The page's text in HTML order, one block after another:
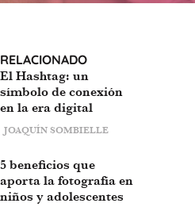
RELACIONADO
El Hashtag: un
símbolo de conexión
en la era digital
JOAQUÍN SOMBIELLE
5 beneficios que
aporta la fotografía en
niños y adolescentes